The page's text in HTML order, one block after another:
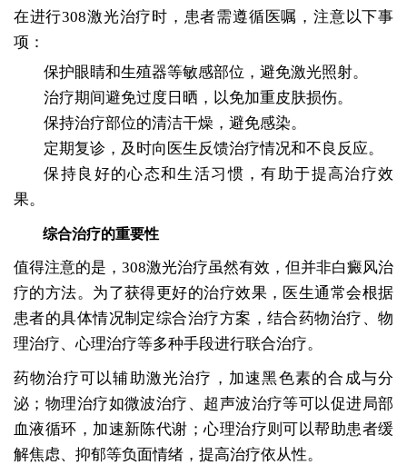
在进行308激光治疗时，患者需遵循医嘱，注意以下事
项：
保护眼睛和生殖器等敏感部位，避免激光照射。
治疗期间避免过度日晒，以免加重皮肤损伤。
保持治疗部位的清洁干燥，避免感染。
定期复诊，及时向医生反馈治疗情况和不良反应。
保持良好的心态和生活习惯，有助于提高治疗效
果。
综合治疗的重要性
值得注意的是，308激光治疗虽然有效，但并非白癜风治
疗的方法。为了获得更好的治疗效果，医生通常会根据
患者的具体情况制定综合治疗方案，结合药物治疗、物
理治疗、心理治疗等多种手段进行联合治疗。
药物治疗可以辅助激光治疗，加速黑色素的合成与分
泌；物理治疗如微波治疗、超声波治疗等可以促进局部
血液循环，加速新陈代谢；心理治疗则可以帮助患者缓
解焦虑、抑郁等负面情绪，提高治疗依从性。